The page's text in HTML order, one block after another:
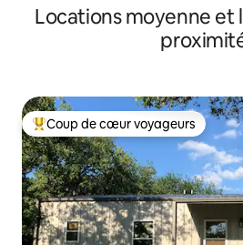
Locations moyenne et
Coups de cœur voyageurs les plus
Coup de cœur voyageurs